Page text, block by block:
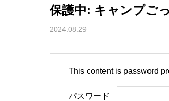
保護中: キャンプご
2024.08.29
This content is password
パスワード